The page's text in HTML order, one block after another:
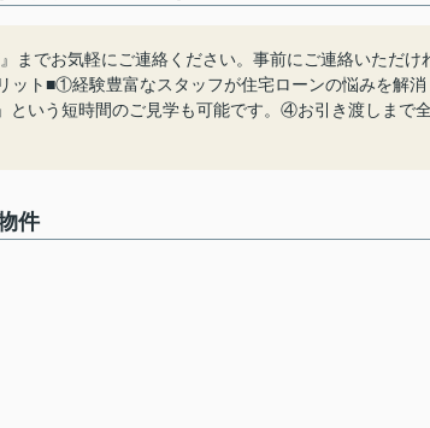
お気軽にご連絡ください。事前にご連絡いただけ
ット■①経験豊富なスタッフが住宅ローンの悩みを解消
いう短時間のご見学も可能です。④お引き渡しまで
件